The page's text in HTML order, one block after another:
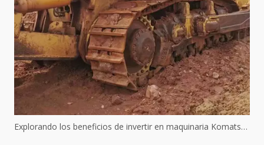
Explorando los beneficios de invertir en maquinaria Komatsu usada